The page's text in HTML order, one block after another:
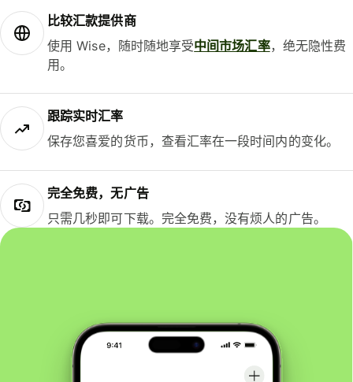
比较汇款提供商
使用 Wise，随时随地享受中间市场汇率，绝无隐性费
用。
跟踪实时汇率
保存您喜爱的货币，查看汇率在一段时间内的变化。
完全免费，无广告
只需几秒即可下载。完全免费，没有烦人的广告。